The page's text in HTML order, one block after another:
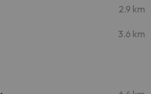
2.9 km
3.6 km